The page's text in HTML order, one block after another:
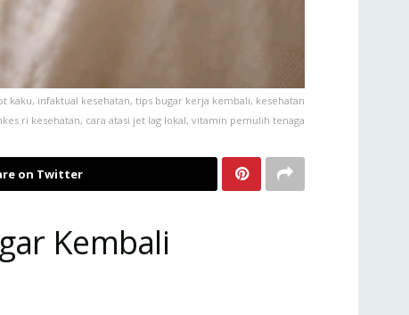
infaktual kesehatan, tips bugar kerja kembali, kesehatan
ri kesehatan, cara atasi jet lag lokal, vitamin pemulih tenaga
on Twitter
Kembali